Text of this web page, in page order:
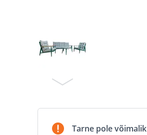
Tarne pole võimalik